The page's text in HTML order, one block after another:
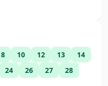
8 10 12 13
14
24 26 27
28